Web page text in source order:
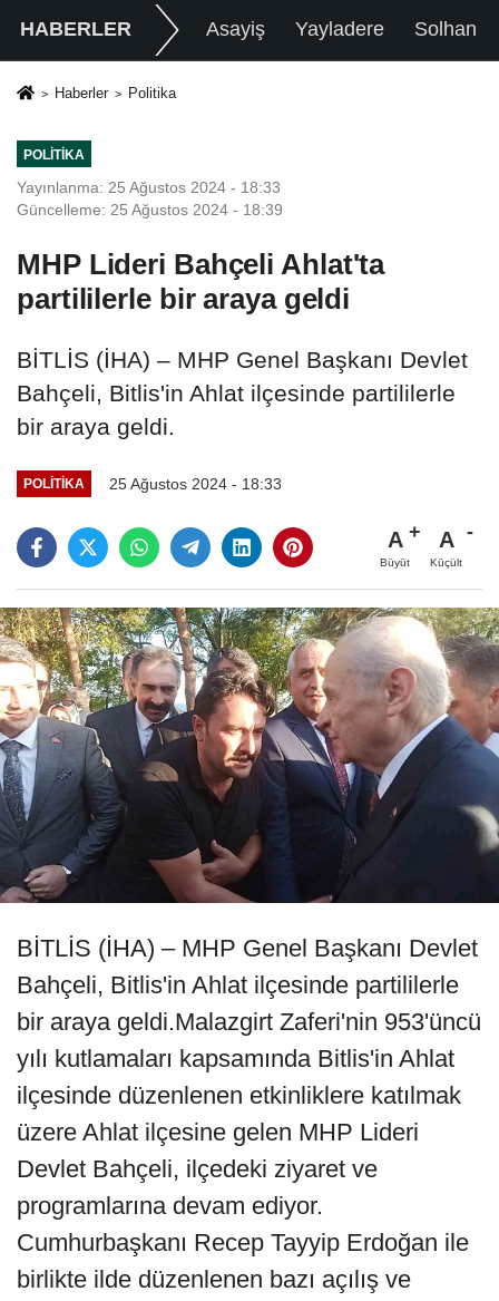
HABERLER Asayiş Yayladere Solhan
Haberler Politika
POLITIKA
Yayınlanma: 25 Ağustos 2024 - 18:33
Güncelleme: 25 Ağustos 2024 - 18:39
MHP Lideri Bahçeli Ahlat'ta
partililerle bir araya geldi
BİTLİS (İHA) – MHP Genel Başkanı Devlet
Bahçeli, Bitlis'in Ahlat ilçesinde partililerle
bir araya geldi.
POLITIKA 25 Ağustos 2024 - 18:33
A
Büyüt
A
Küçült
BİTLİS (İHA) – MHP Genel Başkanı Devlet
Bahçeli, Bitlis'in Ahlat ilçesinde partililerle
bir araya geldi.Malazgirt Zaferi'nin 953'üncü
yılı kutlamaları kapsamında Bitlis'in Ahlat
ilçesinde düzenlenen etkinliklere katılmak
üzere Ahlat ilçesine gelen MHP Lideri
Devlet Bahçeli, ilçedeki ziyaret ve
programlarına devam ediyor.
Cumhurbaşkanı Recep Tayyip Erdoğan ile
birlikte ilde düzenlenen bazı açılış ve